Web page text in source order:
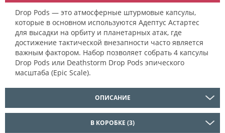
Manufactorum Imperialis Sector (+6100 грн)
Пособие "Liber Strategia" (
+2455 грн
Order Tokens and Objective Markers (+1150 грн)
The Ruin of the Salamanders (Campaign book) (+980 грн)
Drop Pods — это атмосферные штурмовые капсулы,
которые в основном используются Адептус Астартес
для высадки на орбиту и планетарных атак, где
достижение тактической внезапности часто является
важным фактором. Набор позволяет собрать 4 капсулы
Drop Pods или Deathstorm Drop Pods эпического
масштаба (Epic Scale).
ОПИСАНИЕ
В КОРОБКЕ (3)